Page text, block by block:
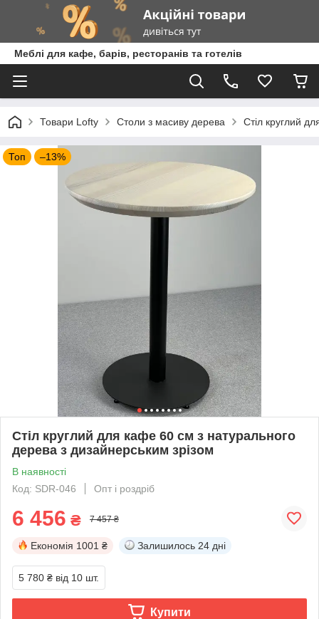
Меблі для кафе, барів, ресторанів та готелів
Товари Lofty Столи з масиву дерева Стіл круглий
Топ –13%
Стіл круглий для кафе 60 см з натурального
дерева з дизайнерським зрізом
В наявності
Код: SDR-046
Опт і роздріб
6 456 ₴ 7 457 ₴
Економія 1001 ₴ Залишилось 24 дні
5 780 ₴ від 10 шт.
Купити